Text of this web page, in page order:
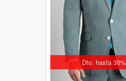
Dto. hasta 30%